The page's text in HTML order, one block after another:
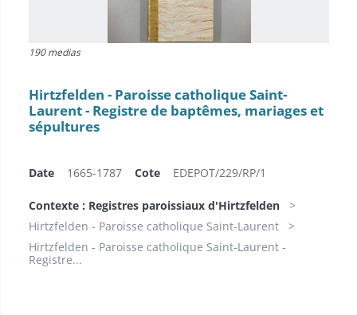
190 medias
Hirtzfelden - Paroisse catholique Saint-
Laurent - Registre de baptêmes, mariages et
sépultures
Date 1665-1787 Cote EDEPOT/229/RP/1
Contexte : Registres paroissiaux d'Hirtzfelden
Hirtzfelden - Paroisse catholique Saint-Laurent
Hirtzfelden - Paroisse catholique Saint-Laurent -
Registre...